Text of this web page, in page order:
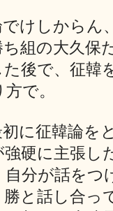
けしからん
ち組の大久保
後で、征韓
で。
に征韓論を
硬に主張し
自分が話を
と話し合っ